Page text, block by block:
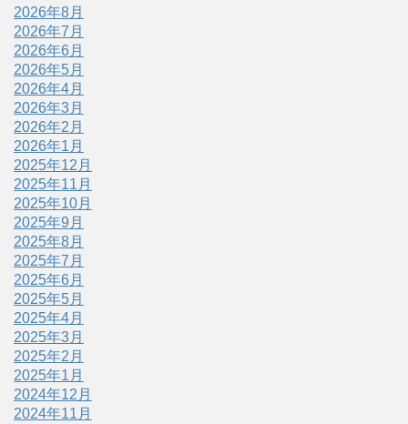
2026年8月
2026年7月
2026年6月
2026年5月
2026年4月
2026年3月
2026年2月
2026年1月
2025年12月
2025年11月
2025年10月
2025年9月
2025年8月
2025年7月
2025年6月
2025年5月
2025年4月
2025年3月
2025年2月
2025年1月
2024年12月
2024年11月